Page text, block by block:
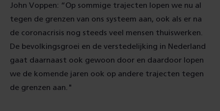
John Voppen: “Op sommige trajecten lopen we nu al
tegen de grenzen van ons systeem aan, ook als er na
de coronacrisis nog steeds veel mensen thuiswerken.
De bevolkingsgroei en de verstedelijking in Nederland
gaat daarnaast ook gewoon door en daardoor lopen
we de komende jaren ook op andere trajecten tegen
de grenzen aan."